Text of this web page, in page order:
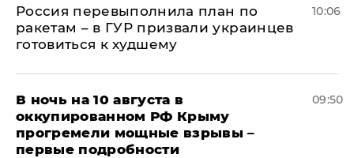
Россия перевыполнила план по
ракетам – в ГУР призвали украинцев
готовиться к худшему
10:06
В ночь на 10 августа в
оккупированном РФ Крыму
прогремели мощные взрывы –
первые подробности
09:50